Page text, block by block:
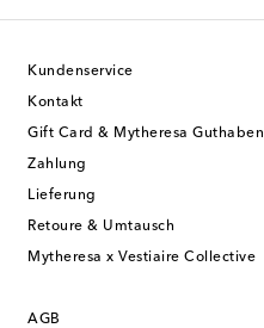
Kundenservice
Kontakt
Gift Card & Mytheresa Guthaben
Zahlung
Lieferung
Retoure & Umtausch
Mytheresa x Vestiaire Collective
AGB